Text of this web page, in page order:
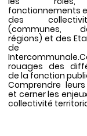
fonctionnements
des
(communes,
régions) et des
de
rouages des
de la fonction
Comprendre
et cerner les
collectivité